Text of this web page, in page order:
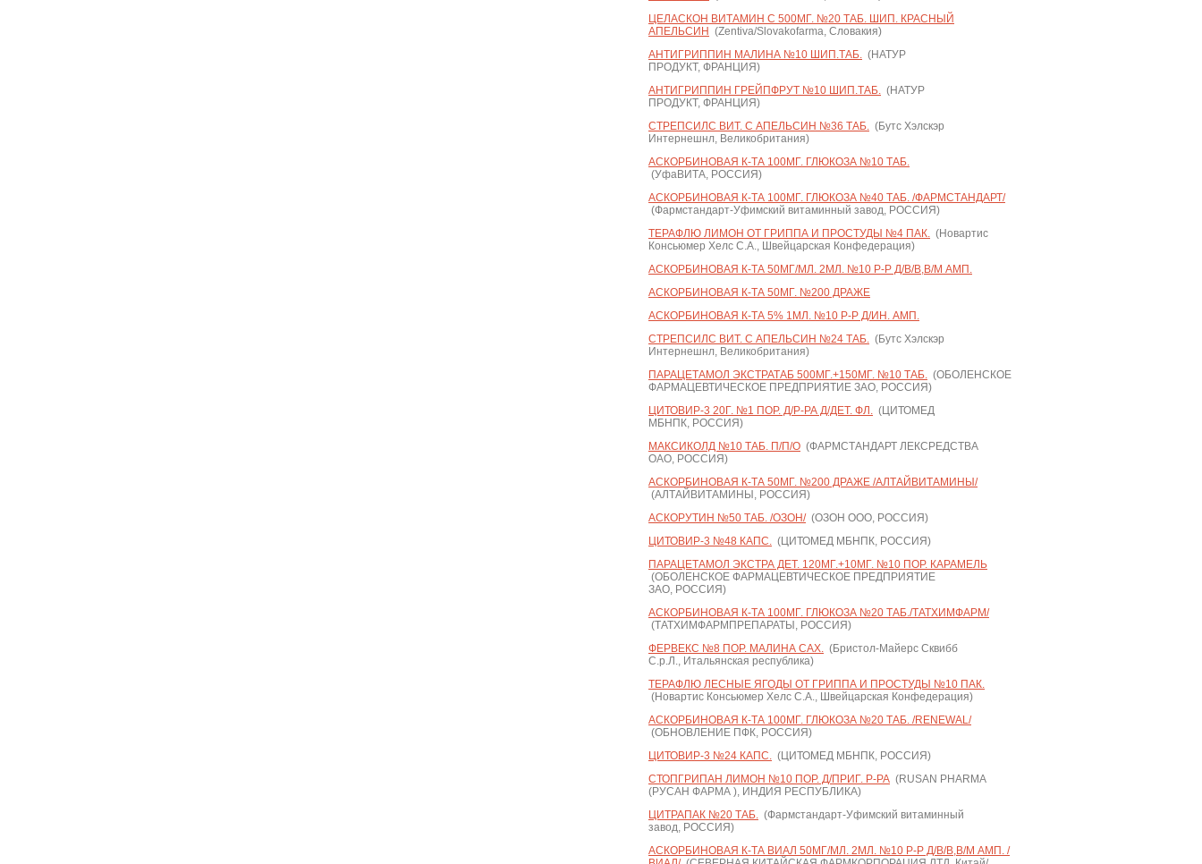
ЦЕЛАСКОН ВИТАМИН С 500МГ. №20 ТАБ. ШИП. КРАСНЫЙ
АПЕЛЬСИН (Zentiva/Slovakofarma, Словакия)
АНТИГРИППИН МАЛИНА №10 ШИП.ТАБ. (НАТУР
ПРОДУКТ, ФРАНЦИЯ)
АНТИГРИППИН ГРЕЙПФРУТ №10 ШИП.ТАБ. (НАТУР
ПРОДУКТ, ФРАНЦИЯ)
СТРЕПСИЛС ВИТ. С АПЕЛЬСИН №36 ТАБ. (Бутс Хэлскэр
Интернешнл, Великобритания)
АСКОРБИНОВАЯ К-ТА 100МГ. ГЛЮКОЗА №10 ТАБ.
(УфаВИТА, РОССИЯ)
АСКОРБИНОВАЯ К-ТА 100МГ. ГЛЮКОЗА №40 ТАБ. /ФАРМСТАНДАРТ/
(Фармстандарт-Уфимский витаминный завод, РОССИЯ)
ТЕРАФЛЮ ЛИМОН ОТ ГРИППА И ПРОСТУДЫ №4 ПАК. (Новартис
Консьюмер Хелс С.А., Швейцарская Конфедерация)
АСКОРБИНОВАЯ К-ТА 50МГ/МЛ. 2МЛ. №10 Р-Р Д/В/В,В/М АМП.
АСКОРБИНОВАЯ К-ТА 50МГ. №200 ДРАЖЕ
АСКОРБИНОВАЯ К-ТА 5% 1МЛ. №10 Р-Р Д/ИН. АМП.
СТРЕПСИЛС ВИТ. С АПЕЛЬСИН №24 ТАБ. (Бутс Хэлскэр
Интернешнл, Великобритания)
ПАРАЦЕТАМОЛ ЭКСТРАТАБ 500МГ.+150МГ. №10 ТАБ. (ОБОЛЕНСКОЕ
ФАРМАЦЕВТИЧЕСКОЕ ПРЕДПРИЯТИЕ ЗАО, РОССИЯ)
ЦИТОВИР-3 20Г. №1 ПОР. Д/Р-РА Д/ДЕТ. ФЛ. (ЦИТОМЕД
МБНПК, РОССИЯ)
МАКСИКОЛД №10 ТАБ. П/П/О (ФАРМСТАНДАРТ ЛЕКСРЕДСТВА
ОАО, РОССИЯ)
АСКОРБИНОВАЯ К-ТА 50МГ. №200 ДРАЖЕ /АЛТАЙВИТАМИНЫ/
(АЛТАЙВИТАМИНЫ, РОССИЯ)
АСКОРУТИН №50 ТАБ. /ОЗОН/(ОЗОН ООО, РОССИЯ)
ЦИТОВИР-3 №48 КАПС. (ЦИТОМЕД МБНПК, РОССИЯ)
ПАРАЦЕТАМОЛ ЭКСТРА ДЕТ. 120МГ.+10МГ. №10 ПОР. КАРАМЕЛЬ
(ОБОЛЕНСКОЕ ФАРМАЦЕВТИЧЕСКОЕ ПРЕДПРИЯТИЕ
ЗАО, РОССИЯ)
АСКОРБИНОВАЯ К-ТА 100МГ. ГЛЮКОЗА №20 ТАБ./ТАТХИМФАРМ/
(ТАТХИМФАРМПРЕПАРАТЫ, РОССИЯ)
ФЕРВЕКС №8 ПОР. МАЛИНА САХ. (Бристол-Майерс Сквибб
С.р.Л., Итальянская республика)
ТЕРАФЛЮ ЛЕСНЫЕ ЯГОДЫ ОТ ГРИППА И ПРОСТУДЫ №10 ПАК.
(Новартис Консьюмер Хелс С.А., Швейцарская Конфедерация)
АСКОРБИНОВАЯ К-ТА 100МГ. ГЛЮКОЗА №20 ТАБ. /RENEWAL/
(ОБНОВЛЕНИЕ ПФК, РОССИЯ)
ЦИТОВИР-3 №24 КАПС. (ЦИТОМЕД МБНПК, РОССИЯ)
СТОПГРИПАН ЛИМОН №10 ПОР. Д/ПРИГ. Р-РА (RUSAN PHARMA
(РУСАН ФАРМА ), ИНДИЯ РЕСПУБЛИКА)
ЦИТРАПАК №20 ТАБ. (Фармстандарт-Уфимский витаминный
завод, РОССИЯ)
АСКОРБИНОВАЯ К-ТА ВИАЛ 50МГ/МЛ. 2МЛ. №10 Р-Р Д/В/В,В/М АМП. /